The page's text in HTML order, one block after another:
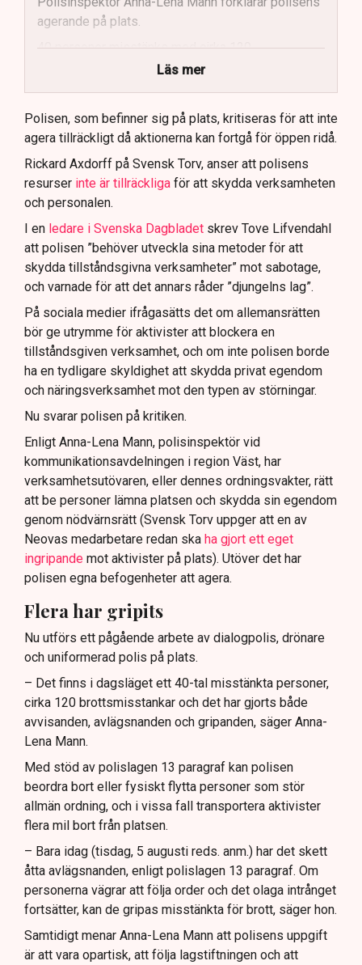
agerande på plats.
40 personer misstänks med cirka 120
brottsmisstankar kopplade.
Polisen använder drönare och uniformerad polis
för att dokumentera bevis.
Samtidigt är polisarbetet komplext när det gäller
att navigera juridiska rättigheter och gränser.
Läs mer
Polisen, som befinner sig på plats, kritiseras för att inte
agera tillräckligt då aktionerna kan fortgå för öppen ridå.
Rickard Axdorff på Svensk Torv, anser att polisens
resurser inte är tillräckliga för att skydda verksamheten
och personalen.
I en ledare i Svenska Dagbladet skrev Tove Lifvendahl
att polisen ”behöver utveckla sina metoder för att
skydda tillståndsgivna verksamheter” mot sabotage,
och varnade för att det annars råder ”djungelns lag”.
På sociala medier ifrågasätts det om allemansrätten
bör ge utrymme för aktivister att blockera en
tillståndsgiven verksamhet, och om inte polisen borde
ha en tydligare skyldighet att skydda privat egendom
och näringsverksamhet mot den typen av störningar.
Nu svarar polisen på kritiken.
Enligt Anna-Lena Mann, polisinspektör vid
kommunikationsavdelningen i region Väst, har
verksamhetsutövaren, eller dennes ordningsvakter, rätt
att be personer lämna platsen och skydda sin egendom
genom nödvärnsrätt (Svensk Torv uppger att en av
Neovas medarbetare redan ska ha gjort ett eget
ingripande mot aktivister på plats). Utöver det har
polisen egna befogenheter att agera.
Flera har gripits
Nu utförs ett pågående arbete av dialogpolis, drönare
och uniformerad polis på plats.
– Det finns i dagsläget ett 40-tal misstänkta personer,
cirka 120 brottsmisstankar och det har gjorts både
avvisanden, avlägsnanden och gripanden, säger Anna-
Lena Mann.
Med stöd av polislagen 13 paragraf kan polisen
beordra bort eller fysiskt flytta personer som stör
allmän ordning, och i vissa fall transportera aktivister
flera mil bort från platsen.
– Bara idag (tisdag, 5 augusti reds. anm.) har det skett
åtta avlägsnanden, enligt polislagen 13 paragraf. Om
personerna vägrar att följa order och det olaga intrånget
fortsätter, kan de gripas misstänkta för brott, säger hon.
Samtidigt menar Anna-Lena Mann att polisens uppgift
är att vara opartisk, att följa lagstiftningen och att